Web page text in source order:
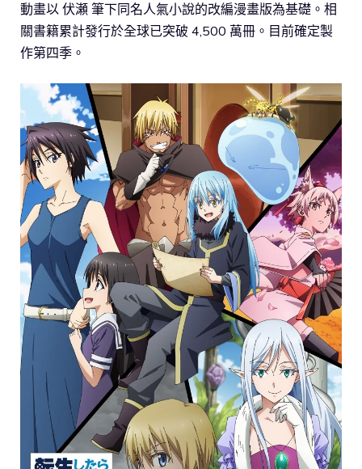
動畫以 伏瀬 筆下同名人氣小說的改編漫畫版為基礎。相
關書籍累計發行於全球已突破 4,500 萬冊。目前確定製
作第四季。